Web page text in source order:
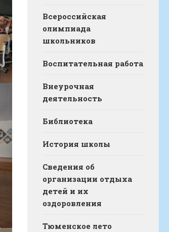
Всероссийская
олимпиада
школьников
Воспитательная работа
Внеурочная
деятельность
Библиотека
История школы
Сведения об
организации отдыха
детей и их
оздоровления
Тюменское лето